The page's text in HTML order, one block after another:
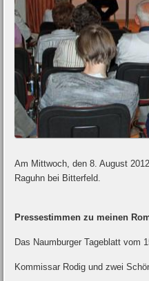
Am Mittwoch, den 8. August
Raguhn bei Bitterfeld.
Pressestimmen zu meinen
Das Naumburger Tageblatt vom
Kommissar Rodig und zwei